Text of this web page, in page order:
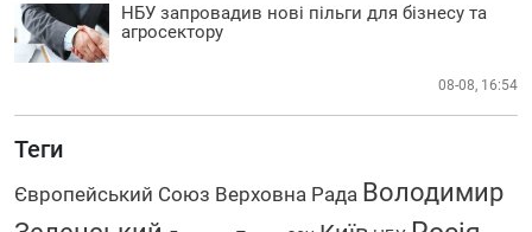
НБУ запровадив нові пільги для бізнесу та
агросектору
08-08, 16:54
Теги
Європейський Союз Верховна Рада Володимир